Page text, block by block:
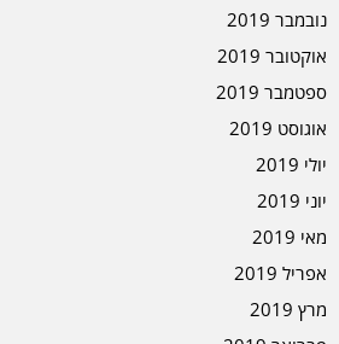
נובמבר 2019
אוקטובר 2019
ספטמבר 2019
אוגוסט 2019
יולי 2019
יוני 2019
מאי 2019
אפריל 2019
מרץ 2019